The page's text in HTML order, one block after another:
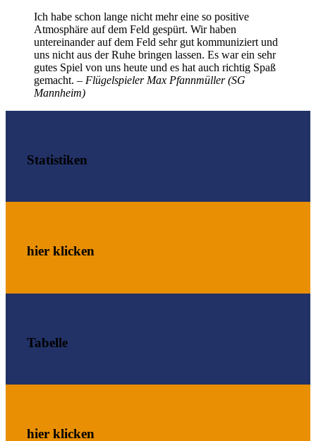
Ich habe schon lange nicht mehr eine so positive
Atmosphäre auf dem Feld gespürt. Wir haben
untereinander auf dem Feld sehr gut kommuniziert und
uns nicht aus der Ruhe bringen lassen. Es war ein sehr
gutes Spiel von uns heute und es hat auch richtig Spaß
gemacht. – Flügelspieler Max Pfannmüller (SG
Mannheim)
Statistiken
hier klicken
Tabelle
hier klicken